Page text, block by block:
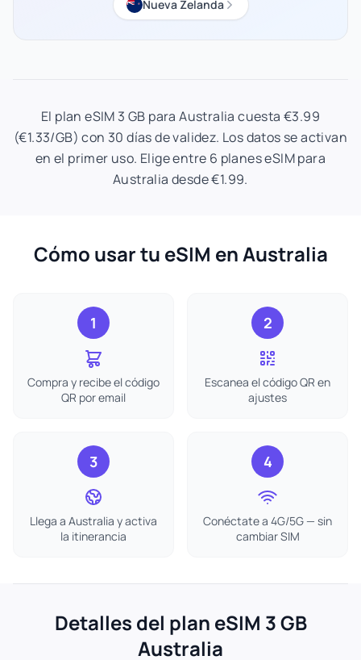
Nueva Zelanda
El plan eSIM 3 GB para Australia cuesta €3.99
(€1.33/GB) con 30 días de validez. Los datos se activan
en el primer uso. Elige entre 6 planes eSIM para
Australia desde €1.99.
Cómo usar tu eSIM en Australia
1
Compra y recibe el código
QR por email
2
Escanea el código QR en
ajustes
3
Llega a Australia y activa
la itinerancia
4
Conéctate a 4G/5G — sin
cambiar SIM
Detalles del plan eSIM 3 GB
Australia